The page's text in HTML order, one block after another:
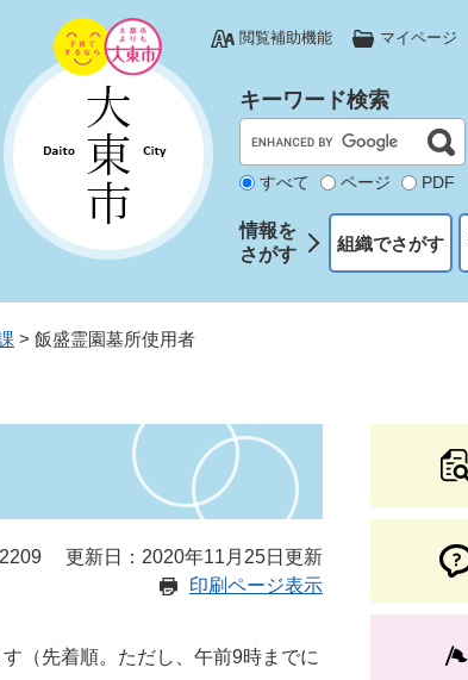
閲覧補助機能 マイページ
キーワード検索
すべて ページ PDF
情報を
さがす
組織でさがす
> 飯盛霊園墓所使用者
更新日：2020年11月25日更新
印刷ページ表示
（先着順。ただし、午前9時までに